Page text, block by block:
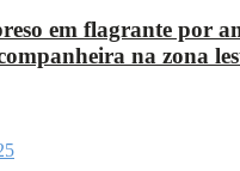
em flagrante por
na zona